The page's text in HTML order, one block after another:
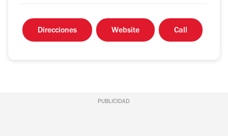
Direcciones Website Call
PUBLICIDAD